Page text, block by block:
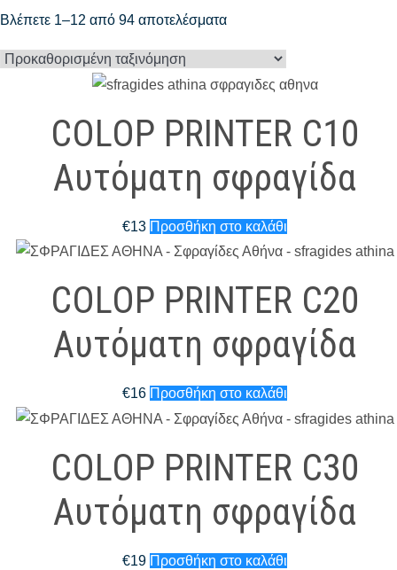
Βλέπετε 1–12 από 94 αποτελέσματα
COLOP PRINTER C10
Αυτόματη σφραγίδα
€13 Προσθήκη στο καλάθι
COLOP PRINTER C20
Αυτόματη σφραγίδα
€16 Προσθήκη στο καλάθι
COLOP PRINTER C30
Αυτόματη σφραγίδα
€19 Προσθήκη στο καλάθι